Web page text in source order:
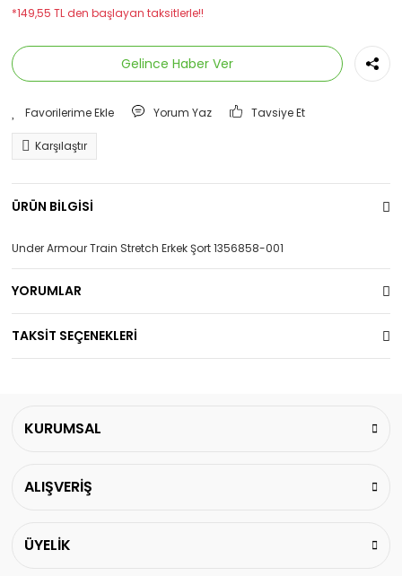
*149,55 TL den başlayan taksitlerle!!
Gelince Haber Ver
Yorum Yaz Tavsiye Et
Karşılaştır
ÜRÜN BİLGİSİ
Under Armour Train Stretch Erkek Şort 1356858-001
YORUMLAR
TAKSİT SEÇENEKLERİ
KURUMSAL
ALIŞVERİŞ
ÜYELİK